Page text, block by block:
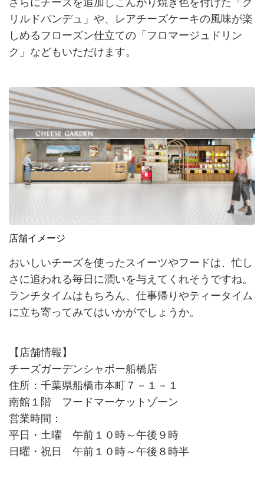
さらにチーズを追加しこんがり焼き色を付けた「グ
リルドパンデュ」や、レアチーズケーキの風味が楽
しめるフローズン仕立ての「フロマージュドリン
ク」などもいただけます。
店舗イメージ
おいしいチーズを使ったスイーツやフードは、忙し
さに追われる毎日に潤いを与えてくれそうですね。
ランチタイムはもちろん、仕事帰りやティータイム
に立ち寄ってみてはいかがでしょうか。
【店舗情報】
チーズガーデンシャポー船橋店
住所：千葉県船橋市本町７－１－１
南館１階 フードマーケットゾーン
営業時間：
平日・土曜 午前１０時～午後９時
日曜・祝日 午前１０時～午後８時半